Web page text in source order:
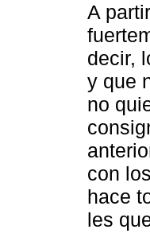
A
decir,
y que
no
con
hace
les